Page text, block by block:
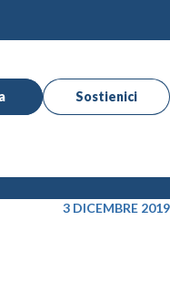
Sostienici
3 DICEMBRE 2019